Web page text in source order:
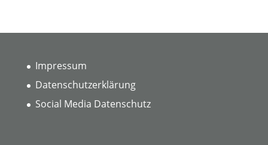
Impressum
Datenschutzerklärung
Social Media Datenschutz